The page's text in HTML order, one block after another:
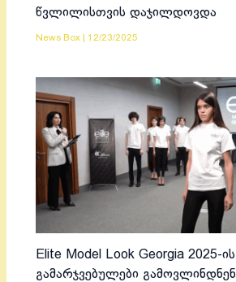
წვლილისთვის დაჯილდოვდა
News Box |12/23/2025
Elite Model Look Georgia 2025-ის
გამარჯვებულები გამოვლინდნენ